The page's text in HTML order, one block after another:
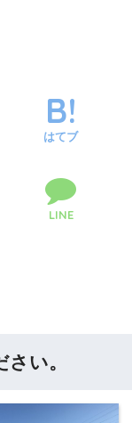
はてブ
LINE
い。